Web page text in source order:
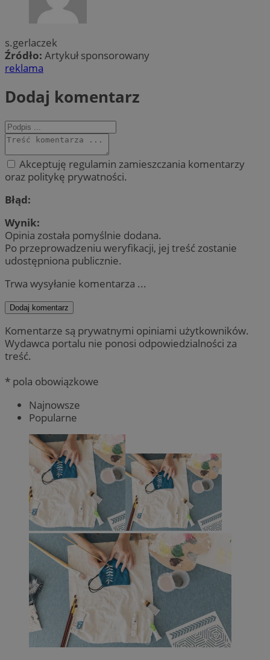
s.gerlaczek
Źródło: Artykuł sponsorowany
reklama
Dodaj komentarz
Akceptuję regulamin zamieszczania komentarzy
oraz politykę prywatności.
Błąd:
Wynik:
Opinia została pomyślnie dodana.
Po przeprowadzeniu weryfikacji, jej treść zostanie
udostępniona publicznie.
Trwa wysyłanie komentarza ...
Dodaj komentarz
Komentarze są prywatnymi opiniami użytkowników.
Wydawca portalu nie ponosi odpowiedzialności za
treść.
* pola obowiązkowe
Najnowsze
Popularne